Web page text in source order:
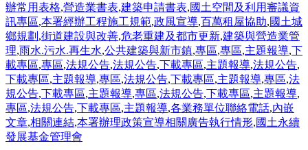
辦常用表格,營造業書表,建築申請書表,國土空間及利用審議資
訊專區,本署經辦工程施工規範,政風宣導,百萬租屋協助,國土城
鄉規劃 ,街道建設與改善,危老重建及都市更新,建築與營造業管
理,雨水.污水.再生水,公共建築與新市鎮,專區,專區,主題報導,下
載專區,專區,法規公告,法規公告,下載專區,主題報導,法規公告,
下載專區,主題報導,專區,法規公告,下載專區,主題報導,專區,法
規公告,下載專區,主題報導,專區,法規公告,下載專區,主題報導,
專區,法規公告,下載專區,主題報導,各業務單位聯絡電話,內嵌
文章,相關連結,本署辦理政策宣導相關廣告執行情形,國土永續
發展基金管理會